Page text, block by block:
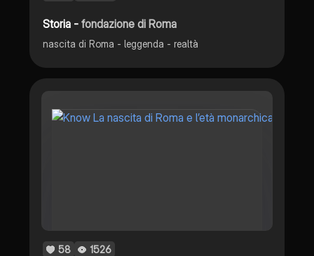
Storia -fondazione di Roma
nascita di Roma - leggenda - realtà
58 1526